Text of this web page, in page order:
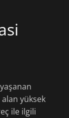
yüksek
ile ilgili